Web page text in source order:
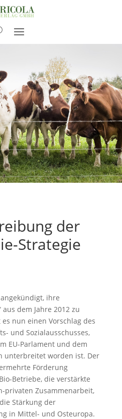
News
der
Strategie
ihre
aus dem Jahre 2012 zu
nun einen Vorschlag des
und Sozialausschusses,
EU-Parlament und dem
unterbreitet worden ist. Der
Förderung
Betriebe, die verstärkte
privaten Zusammenarbeit,
Stärkung der
in Mittel- und Osteuropa.